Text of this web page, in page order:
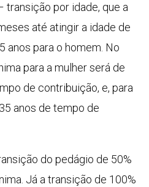
por idade, que a
até atingir a idade de
anos para o homem. No
para a mulher será de
de contribuição, e, para
anos de tempo de
do pedágio de 50%
Já a transição de 100%